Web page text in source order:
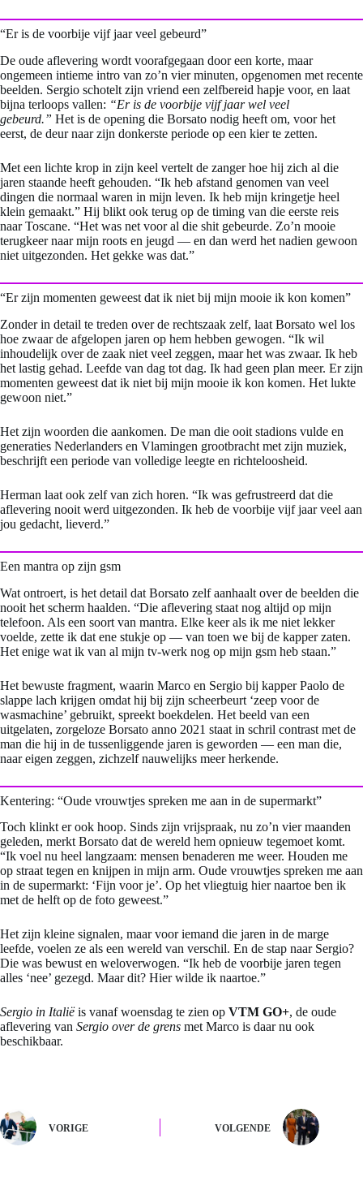
“Er is de voorbije vijf jaar veel gebeurd”
De oude aflevering wordt voorafgegaan door een korte, maar
ongemeen intieme intro van zo’n vier minuten, opgenomen met recente
beelden. Sergio schotelt zijn vriend een zelfbereid hapje voor, en laat
bijna terloops vallen: “Er is de voorbije vijf jaar wel veel
gebeurd.” Het is de opening die Borsato nodig heeft om, voor het
eerst, de deur naar zijn donkerste periode op een kier te zetten.
Met een lichte krop in zijn keel vertelt de zanger hoe hij zich al die
jaren staande heeft gehouden. “Ik heb afstand genomen van veel
dingen die normaal waren in mijn leven. Ik heb mijn kringetje heel
klein gemaakt.” Hij blikt ook terug op de timing van die eerste reis
naar Toscane. “Het was net voor al die shit gebeurde. Zo’n mooie
terugkeer naar mijn roots en jeugd — en dan werd het nadien gewoon
niet uitgezonden. Het gekke was dat.”
“Er zijn momenten geweest dat ik niet bij mijn mooie ik kon komen”
Zonder in detail te treden over de rechtszaak zelf, laat Borsato wel los
hoe zwaar de afgelopen jaren op hem hebben gewogen. “Ik wil
inhoudelijk over de zaak niet veel zeggen, maar het was zwaar. Ik heb
het lastig gehad. Leefde van dag tot dag. Ik had geen plan meer. Er zijn
momenten geweest dat ik niet bij mijn mooie ik kon komen. Het lukte
gewoon niet.”
Het zijn woorden die aankomen. De man die ooit stadions vulde en
generaties Nederlanders en Vlamingen grootbracht met zijn muziek,
beschrijft een periode van volledige leegte en richteloosheid.
Herman laat ook zelf van zich horen. “Ik was gefrustreerd dat die
aflevering nooit werd uitgezonden. Ik heb de voorbije vijf jaar veel aan
jou gedacht, lieverd.”
Een mantra op zijn gsm
Wat ontroert, is het detail dat Borsato zelf aanhaalt over de beelden die
nooit het scherm haalden. “Die aflevering staat nog altijd op mijn
telefoon. Als een soort van mantra. Elke keer als ik me niet lekker
voelde, zette ik dat ene stukje op — van toen we bij de kapper zaten.
Het enige wat ik van al mijn tv-werk nog op mijn gsm heb staan.”
Het bewuste fragment, waarin Marco en Sergio bij kapper Paolo de
slappe lach krijgen omdat hij bij zijn scheerbeurt ‘zeep voor de
wasmachine’ gebruikt, spreekt boekdelen. Het beeld van een
uitgelaten, zorgeloze Borsato anno 2021 staat in schril contrast met de
man die hij in de tussenliggende jaren is geworden — een man die,
naar eigen zeggen, zichzelf nauwelijks meer herkende.
Kentering: “Oude vrouwtjes spreken me aan in de supermarkt”
Toch klinkt er ook hoop. Sinds zijn vrijspraak, nu zo’n vier maanden
geleden, merkt Borsato dat de wereld hem opnieuw tegemoet komt.
“Ik voel nu heel langzaam: mensen benaderen me weer. Houden me
op straat tegen en knijpen in mijn arm. Oude vrouwtjes spreken me aan
in de supermarkt: ‘Fijn voor je’. Op het vliegtuig hier naartoe ben ik
met de helft op de foto geweest.”
Het zijn kleine signalen, maar voor iemand die jaren in de marge
leefde, voelen ze als een wereld van verschil. En de stap naar Sergio?
Die was bewust en weloverwogen. “Ik heb de voorbije jaren tegen
alles ‘nee’ gezegd. Maar dit? Hier wilde ik naartoe.”
Sergio in Italiëis vanaf woensdag te zien op VTM GO+, de oude
aflevering van Sergio over de grens met Marco is daar nu ook
beschikbaar.
VORIGE VOLGENDE